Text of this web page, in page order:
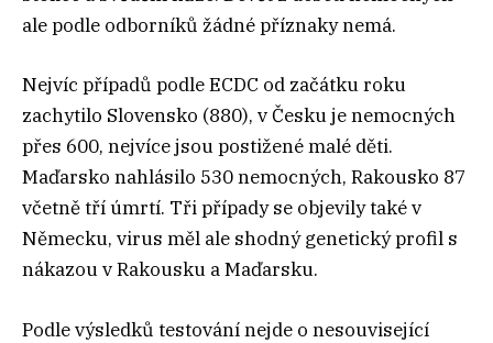
ale podle odborníků žádné příznaky nemá.
Nejvíc případů podle ECDC od začátku roku
zachytilo Slovensko (880), v Česku je nemocných
přes 600, nejvíce jsou postižené malé děti.
Maďarsko nahlásilo 530 nemocných, Rakousko 87
včetně tří úmrtí. Tři případy se objevily také v
Německu, virus měl ale shodný genetický profil s
nákazou v Rakousku a Maďarsku.
Podle výsledků testování nejde o nesouvisející